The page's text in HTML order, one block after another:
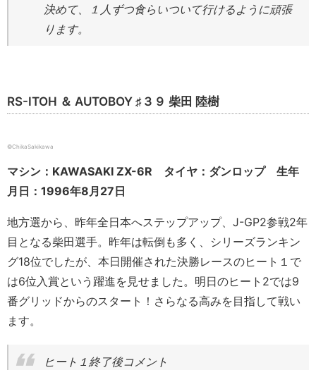
決めて、１人ずつ食らいついて行けるように頑張
ります。
RS-ITOH ＆ AUTOBOY ♯３９ 柴田 陸樹
©ChikaSakikawa
マシン：KAWASAKI ZX-6R タイヤ：ダンロップ 生年
月日：1996年8月27日
地方選から、昨年全日本へステップアップ、J-GP2参戦2年
目となる柴田選手。昨年は転倒も多く、シリーズランキン
グ18位でしたが、本日開催された決勝レースのヒート１で
は6位入賞という躍進を見せました。明日のヒート2では9
番グリッドからのスタート！さらなる高みを目指して戦い
ます。
ヒート１終了後コメント